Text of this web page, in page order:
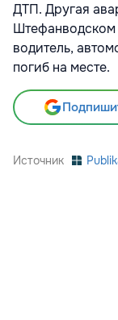
ДТП. Другая
Штефанводском
водитель,
погиб на месте.
Источник